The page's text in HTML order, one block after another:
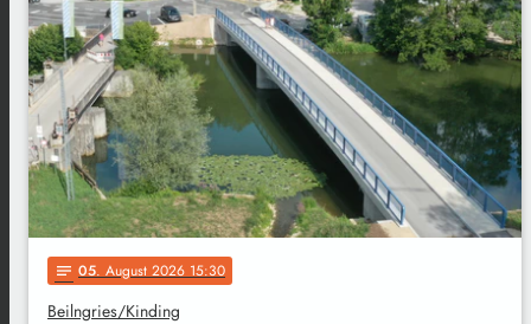
notes 05. August 2026 15:30
Beilngries/Kinding